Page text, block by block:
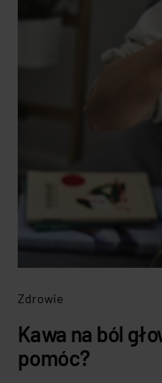
Zdrowie
Kawa na ból
pomóc?